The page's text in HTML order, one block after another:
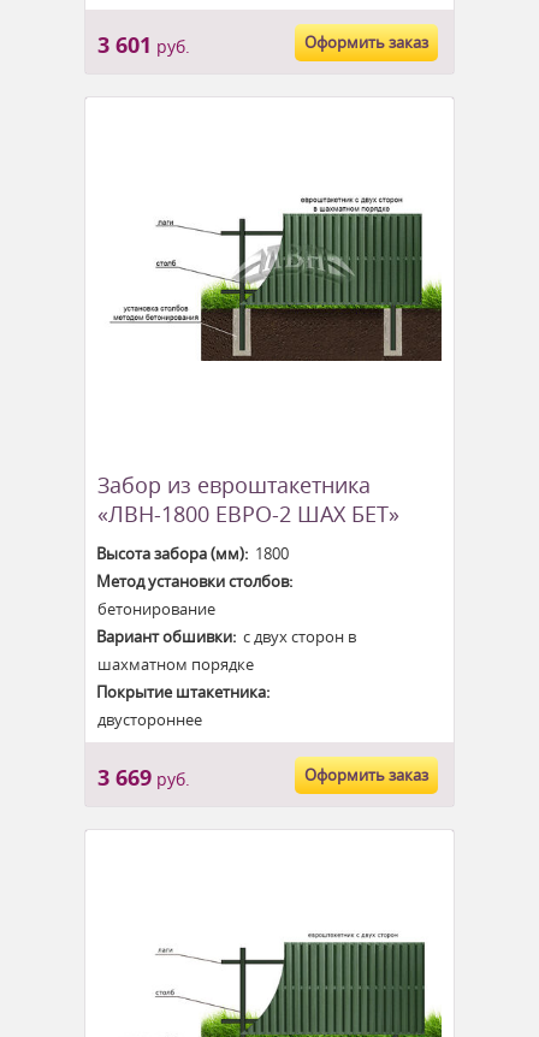
3 601 руб. Оформить заказ
Забор из евроштакетника
«ЛВН-1800 ЕВРО-2 ШАХ БЕТ»
Высота забора (мм):1800
Метод установки столбов:
бетонирование
Вариант обшивки:с двух сторон в
шахматном порядке
Покрытие штакетника:
двустороннее
3 669руб. Оформить заказ